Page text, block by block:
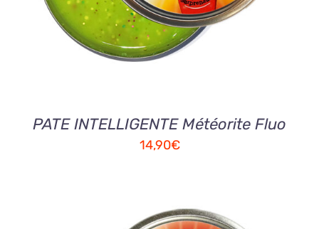
PATE INTELLIGENTE Météorite Fluo
14,90€